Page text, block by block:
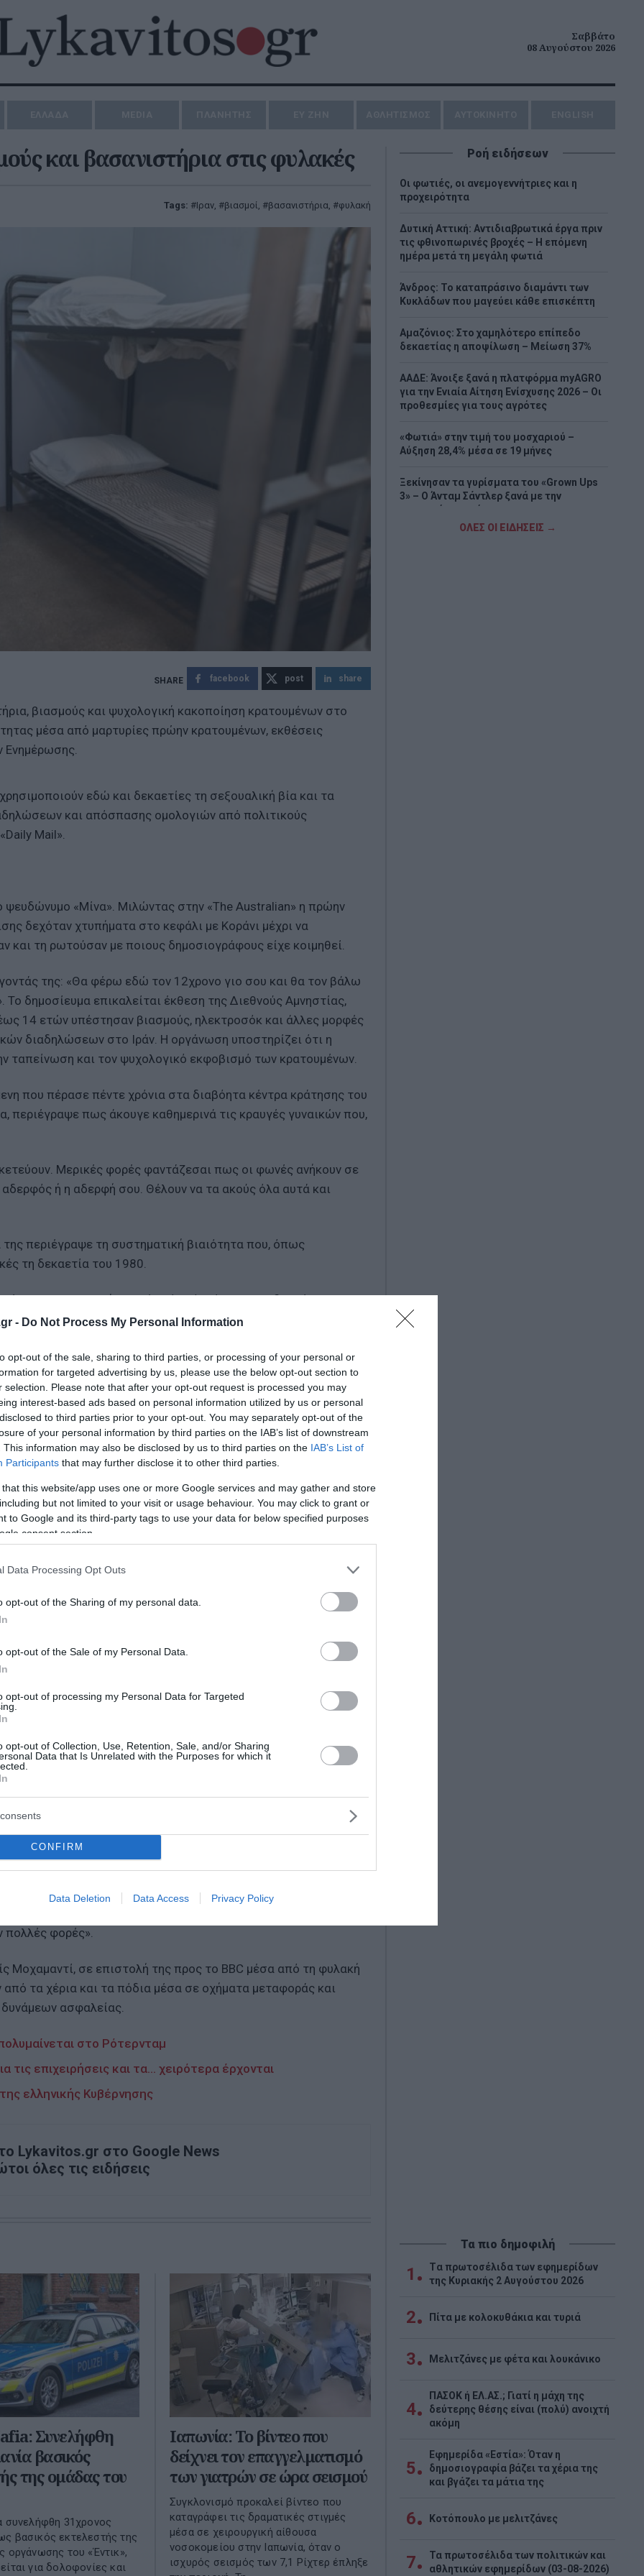
- Do Not Process My Personal Information
opt-out of the sale, sharing to third parties, or processing of your personal or
for targeted advertising by us, please use the below opt-out section to
selection. Please note that after your opt-out request is processed you may
interest-based ads based on personal information utilized by us or personal
to third parties prior to your opt-out. You may separately opt-out of the
of your personal information by third parties on the IAB’s list of downstream
This information may also be disclosed by us to third parties on the IAB’s List of
Participants that may further disclose it to other third parties.
that this website/app uses one or more Google services and may gather and store
but not limited to your visit or usage behaviour. You may click to grant or
to Google and its third-party tags to use your data for below specified purposes
consent section.
Data Processing Opt Outs
opt-out of the Sharing of my personal data.
opt-out of the Sale of my Personal Data.
opt-out of processing my Personal Data for Targeted
opt-out of Collection, Use, Retention, Sale, and/or Sharing
Data that Is Unrelated with the Purposes for which it
CONFIRM
Data Deletion Data Access Privacy Policy
Σαββάτο
08 Αυγούστου 2026
και βασανιστήρια στις φυλακές
Tags: Ιραν, βιασμοί, βασανιστήρια, φυλακή
facebook post share
βιασμούς και ψυχολογική κακοποίηση κρατουμένων στο
μέσα από μαρτυρίες πρώην κρατουμένων, εκθέσεις
Ενημέρωσης.
εδώ και δεκαετίες τη σεξουαλική βία και τα
και απόσπασης ομολογιών από πολιτικούς
Mail».
ψευδώνυμο «Μίνα». Μιλώντας στην «The Australian» η πρώην
δεχόταν χτυπήματα στο κεφάλι με Κοράνι μέχρι να
και τη ρωτούσαν με ποιους δημοσιογράφους είχε κοιμηθεί.
της: «Θα φέρω εδώ τον 12χρονο γιο σου και θα τον βάλω
δημοσίευμα επικαλείται έκθεση της Διεθνούς Αμνηστίας,
14 ετών υπέστησαν βιασμούς, ηλεκτροσόκ και άλλες μορφές
διαδηλώσεων στο Ιράν. Η οργάνωση υποστηρίζει ότι η
ταπείνωση και τον ψυχολογικό εκφοβισμό των κρατουμένων.
που πέρασε πέντε χρόνια στα διαβόητα κέντρα κράτησης του
περιέγραψε πως άκουγε καθημερινά τις κραυγές γυναικών που,
Μερικές φορές φαντάζεσαι πως οι φωνές ανήκουν σε
αδερφός ή η αδερφή σου. Θέλουν να τα ακούς όλα αυτά και
περιέγραψε τη συστηματική βιαιότητα που, όπως
τη δεκαετία του 1980.
Ο ανακριτής απλώς είπε ότι έπρεπε να δεχτώ 60
δίπλα στο άλλο και ανάγκασαν εμένα και ακόμη 15 γυναίκες
όλες στα πέλματα, σαν να ήταν πολύ κουρασμένος για να
ευκολία, να μας τιμώρησε όλες μαζί», ανέφερε.
από τη δεκαετία του 1980. Ο πρώην πολιτικός
την υπόθεση ενός 14χρονου αγοριού που, όπως υποστήριξε,
γνωστό ως «Ο Χασάπης της Εβίν».
όπου βρισκόταν ένα γυμνό κορίτσι στο πάτωμα και
φέρεται να τον έδεσε πάνω σε τραπέζι και να τον βίασε,
τηλεοπτική συνέντευξη».
νοσοκόμες από το «Rajaei Heart Center της Τεχεράνης», οι
πράκτορες ασφαλείας επειδή περιέθαλψαν τραυματισμένους
αφαίρεση μέρους του εντέρου της, ενώ σύμφωνα με
δήλωση για την κακοποίησή της.
του ΟΗΕ για το Ιράν επιβεβαίωσε σε έκθεσή της περιστατικά
κακοποίησης συλληφθέντων κατά τις διαδηλώσεις
κράτηση.
Νιλουφάρ Μπαγιανί, η οποία σύμφωνα με το «Radio
κατήγγειλε ότι απειλήθηκε με βιασμό και θάνατο,
συμμετάσχει σε εξευτελιστικές σεξουαλικές πράξεις.
με το όνομα Αφσανέχ στάλθηκε σε ψυχιατρικό νοσοκομείο
Όταν επέστρεψε στη φυλακή, φέρεται να είπε στις
πολλές φορές».
Μοχαμαντί, σε επιστολή της προς το BBC μέσα από τη φυλακή
από τα χέρια και τα πόδια μέσα σε οχήματα μεταφοράς και
ασφαλείας.
στο Ρότερνταμ
επιχειρήσεις και τα… χειρότερα έρχονται
ελληνικής Κυβέρνησης
Lykavitos.gr στο Google News
όλες τις ειδήσεις
Ροή ειδήσεων
Οι φωτιές, οι ανεμογεννήτριες και η
προχειρότητα
Δυτική Αττική: Αντιδιαβρωτικά έργα πριν
τις φθινοπωρινές βροχές – Η επόμενη
ημέρα μετά τη μεγάλη φωτιά
Άνδρος: Το καταπράσινο διαμάντι των
Κυκλάδων που μαγεύει κάθε επισκέπτη
Αμαζόνιος: Στο χαμηλότερο επίπεδο
δεκαετίας η αποψίλωση – Μείωση 37%
ΑΑΔΕ: Άνοιξε ξανά η πλατφόρμα myAGRO
για την Ενιαία Αίτηση Ενίσχυσης 2026 – Οι
προθεσμίες για τους αγρότες
«Φωτιά» στην τιμή του μοσχαριού –
Αύξηση 28,4% μέσα σε 19 μήνες
Ξεκίνησαν τα γυρίσματα του «Grown Ups
3» – Ο Άνταμ Σάντλερ ξανά με την
αγαπημένη παρέα
ΟΛΕΣ ΟΙ ΕΙΔΗΣΕΙΣ →
Συνελήφθη
βασικός
της ομάδας του
συνελήφθη 31χρονος
βασικός εκτελεστής της
οργάνωσης του «Έντικ»,
για δολοφονίες και
Ιαπωνία: Το βίντεο που
δείχνει τον επαγγελματισμό
των γιατρών σε ώρα σεισμού
Συγκλονισμό προκαλεί βίντεο που
καταγράφει τις δραματικές στιγμές
μέσα σε χειρουργική αίθουσα
νοσοκομείου στην Ιαπωνία, όταν ο
ισχυρός σεισμός των 7,1 Ρίχτερ έπληξε
Τα πιο δημοφιλή
1
Tα πρωτοσέλιδα των εφημερίδων
της Κυριακής 2 Αυγούστου 2026
2 Πίτα με κολοκυθάκια και τυριά
3 Μελιτζάνες με φέτα και λουκάνικο
4
ΠΑΣΟΚ ή ΕΛ.ΑΣ.; Γιατί η μάχη της
δεύτερης θέσης είναι (πολύ) ανοιχτή
ακόμη
5
Εφημερίδα «Εστία»: Όταν η
δημοσιογραφία βάζει τα χέρια της
και βγάζει τα μάτια της
6 Κοτόπουλο με μελιτζάνες
7
Τα πρωτοσέλιδα των πολιτικών και
αθλητικών εφημερίδων (03-08-2026)